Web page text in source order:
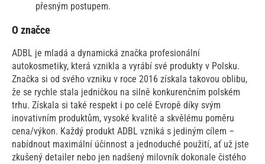
přesným postupem.
O značce
ADBL je mladá a dynamická značka profesionální
autokosmetiky, která vznikla a vyrábí své produkty v Polsku.
Značka si od svého vzniku v roce 2016 získala takovou oblibu,
že se rychle stala jedničkou na silně konkurenčním polském
trhu. Získala si také respekt i po celé Evropě díky svým
inovativním produktům, vysoké kvalitě a skvělému poměru
cena/výkon. Každý produkt ADBL vzniká s jediným cílem –
nabídnout maximální účinnost a jednoduché použití, ať už jste
zkušený detailer nebo jen nadšený milovník dokonale čistého